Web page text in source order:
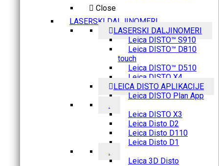
Close
LASERSKI DALJINOMERI
LASERSKI DALJINOMERI
Leica DISTO™ S910
Leica DISTO™ D810
touch
Leica DISTO™ D510
Leica DISTO X4
LEICA DISTO APLIKACIJE
Leica DISTO Plan App
.
Leica DISTO X3
Leica Disto D2
Leica Disto D110
Leica Disto D1
.
Leica 3D Disto